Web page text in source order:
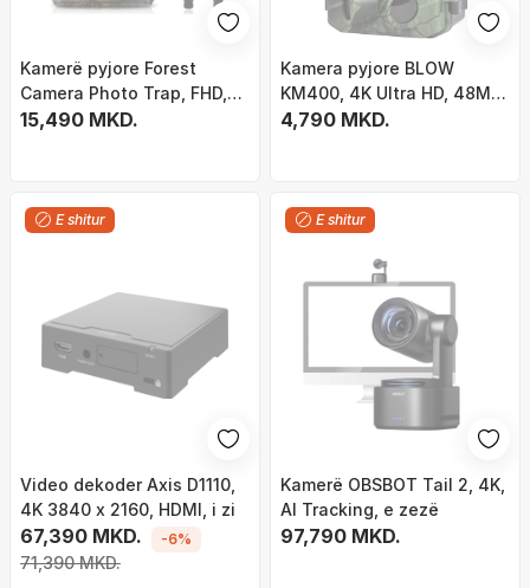
Kamerë pyjore Forest
Camera Photo Trap, FHD,
GSM 4G LTE MMS,
15,490 MKD.
Kamera pyjore BLOW
KM400, 4K Ultra HD, 48MP,
IP66, kamuflazh
4,790 MKD.
E shitur
Video dekoder Axis D1110,
4K 3840 x 2160, HDMI, i zi
67,390 MKD.
71,390 MKD.
-6%
E shitur
Kamerë OBSBOT Tail 2, 4K,
AI Tracking, e zezë
97,790 MKD.